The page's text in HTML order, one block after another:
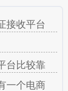
接收平台
台比较靠
一个电商